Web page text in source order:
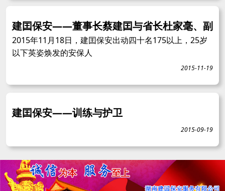
建囯保安——董事长蔡建囯与省长杜家毫、副
2015年11月18日，建囯保安出动四十名175以上，25岁
以下英姿焕发的安保人
2015-11-19
建囯保安——训练与护卫
2015-09-19